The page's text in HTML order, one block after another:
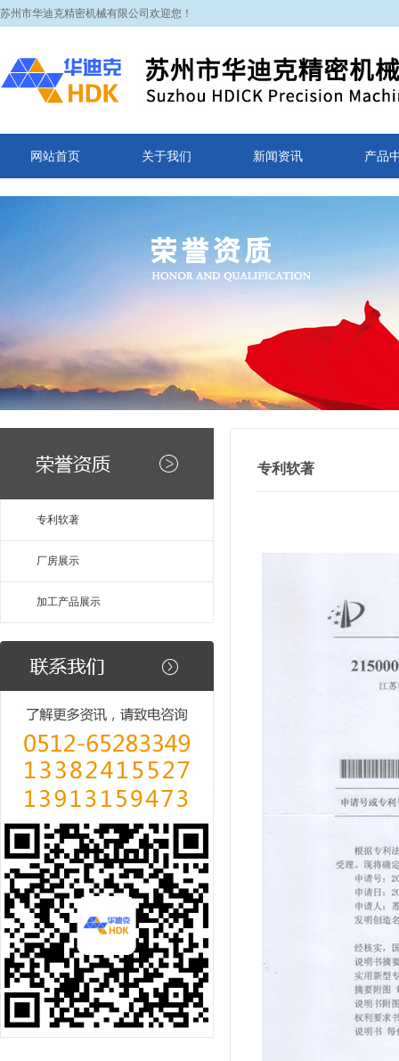
苏州市华迪克精密机械有限公司欢迎您！
网站首页 关于我们 新闻资讯 产品
专利软著
厂房展示
加工产品展示
专利软著